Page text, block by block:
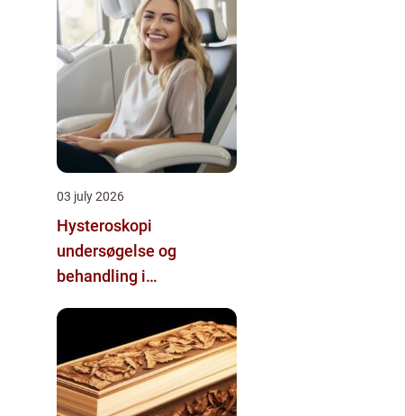
03 july 2026
Hysteroskopi
undersøgelse og
behandling i